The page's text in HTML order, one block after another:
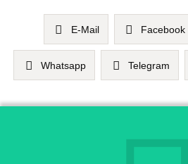
E-Mail Facebook
Whatsapp Telegram